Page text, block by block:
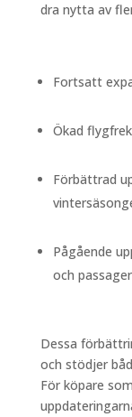
dra nytta av
Fortsatt
Ökad
Förbättrad
Pågående
och
Dessa
och stödjer
För köpare